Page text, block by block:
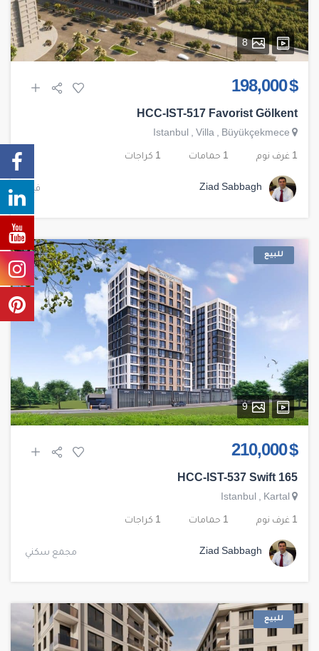
8
$ 198,000
HCC-IST-517 Favorist Gölkent
Istanbul , Villa , Büyükçekmece
1 غرف نوم 1 حمامات 1 كراجات
Ziad Sabbagh فيلا
للبيع
9
$ 210,000
HCC-IST-537 Swift 165
Istanbul , Kartal
1 غرف نوم 1 حمامات 1 كراجات
Ziad Sabbagh مجمع سكني
للبيع